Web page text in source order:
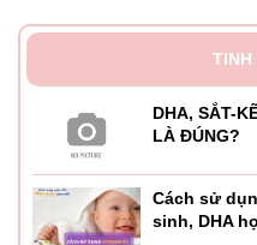
TINH
DHA, SẮT-
LÀ ĐÚNG?
Cách sử
sinh, DHA